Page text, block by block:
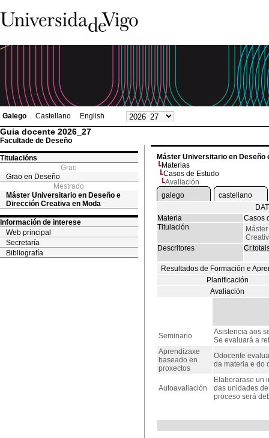
Galego Castellano English
Guia docente 2026_27
Facultade de Deseño
Titulacións
Grao
Grao en Deseño
Mestrado
Máster Universitario en Deseño e
Dirección Creativa en Moda
Información de interese
Web principal
Secretaría
Bibliografía
Máster Universitario en Deseño
Materias
Casos de Estudo
Avaliación
galego
castellano
Materia
Casos
Titulación
Descritores
Resultados de Formación e
Planificación
Avaliación
Seminario
Asistencia aos
Se evaluará a
Aprendizaxe
baseado en
proxectos
Odocente
da materia e do
Autoavaliación
Elaborarase un
das unidades
proceso será